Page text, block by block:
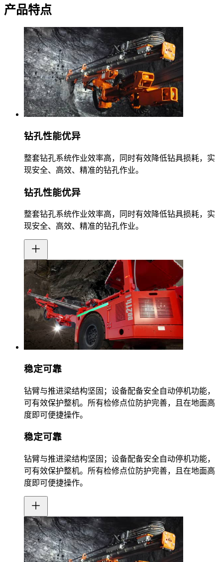
产品特点
钻孔性能优异
整套钻孔系统作业效率高，同时有效降低钻具损耗，实
现安全、高效、精准的钻孔作业。
钻孔性能优异
整套钻孔系统作业效率高，同时有效降低钻具损耗，实
现安全、高效、精准的钻孔作业。
稳定可靠
钻臂与推进梁结构坚固；设备配备安全自动停机功能，
可有效保护整机。所有检修点位防护完善，且在地面高
度即可便捷操作。
稳定可靠
钻臂与推进梁结构坚固；设备配备安全自动停机功能，
可有效保护整机。所有检修点位防护完善，且在地面高
度即可便捷操作。